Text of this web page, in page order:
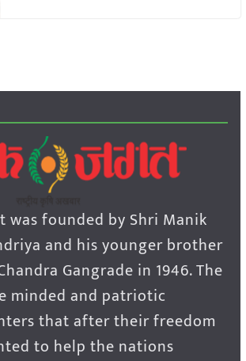
was founded by Shri Manik
and his younger brother
Gangrade in 1946. The
minded and patriotic
that after their freedom
to help the nations